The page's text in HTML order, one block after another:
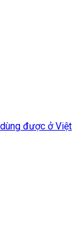
được ở Việt